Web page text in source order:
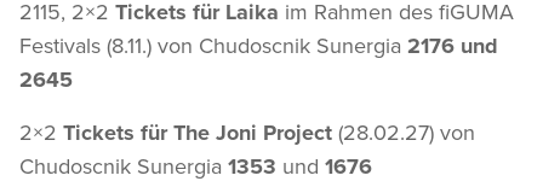
2115, 2×2 Tickets für Laika im Rahmen des fiGUMA
Festivals (8.11.) von Chudoscnik Sunergia 2176 und
2645
2×2 Tickets für The Joni Project (28.02.27) von
Chudoscnik Sunergia 1353 und 1676